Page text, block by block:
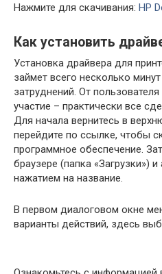
Нажмите для скачивания: HP
Как установить
Установка драйвера для
займет всего несколько
затруднений. От
участие – практически все
Для начала вернитесь в
перейдите по ссылке, чтобы
программное обеспечение.
браузере (папка «Загрузки»)
нажатием на название.
В первом диалоговом окне
варианты действий, здесь